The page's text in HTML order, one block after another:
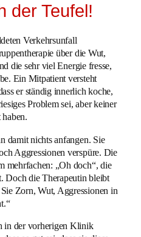
der Teufel!
Verkehrsunfall
über die Wut,
die sehr viel Energie fresse,
Ein Mitpatient versteht
er ständig innerlich koche,
Problem sei, aber keiner
damit nichts anfangen. Sie
Aggressionen verspüre. Die
mehrfachen: „Oh doch“, die
Doch die Therapeutin bleibt
Zorn, Wut, Aggressionen in
in der vorherigen Klinik